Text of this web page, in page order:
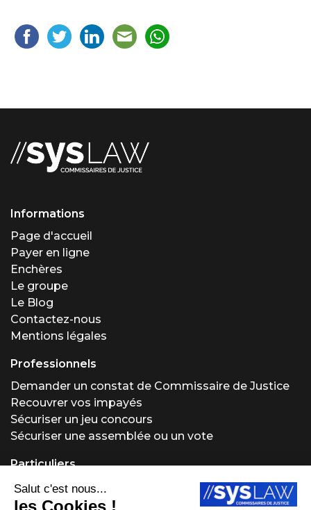
Informations
Page d'accueil
Payer en ligne
Enchères
Le groupe
Le Blog
Contactez-nous
Mentions légales
Professionnels
Demander un constat de Commissaire de Justice
Recouvrer vos impayés
Sécuriser un jeu concours
Sécuriser une assemblée ou un vote
Particuliers
Demander un constat de Commissaire de Justice
Régler un problème locatif